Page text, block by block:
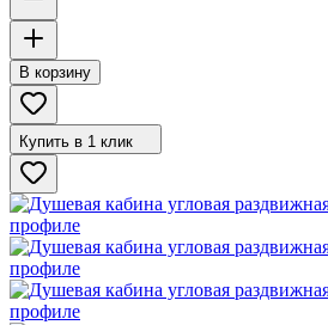
В корзину
Купить в 1 клик